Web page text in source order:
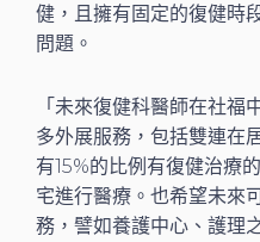
健，且擁有固定的復健時
問題。
「未來復健科醫師在社福
多外展服務，包括雙連在
有15%的比例有復健治療
宅進行醫療。也希望未來
務，譬如養護中心、護理